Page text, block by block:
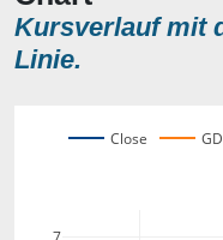
Kursverlauf mit
Linie.
Close